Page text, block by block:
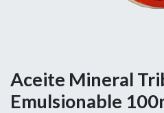
Aceite Mineral
Emulsionable